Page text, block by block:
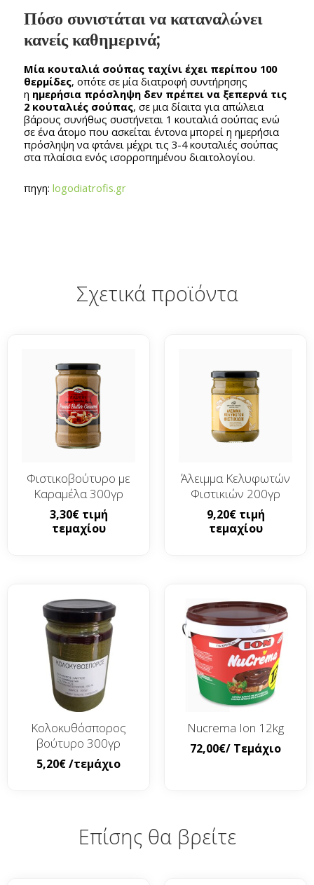
Πόσο συνιστάται να καταναλώνει
κανείς καθημερινά;
Μία κουταλιά σούπας ταχίνι έχει περίπου 100
θερμίδες, οπότε σε μία διατροφή συντήρησης
η ημερήσια πρόσληψη δεν πρέπει να ξεπερνά τις
2 κουταλιές σούπας, σε μια δίαιτα για απώλεια
βάρους συνήθως συστήνεται 1 κουταλιά σούπας ενώ
σε ένα άτομο που ασκείται έντονα μπορεί η ημερήσια
πρόσληψη να φτάνει μέχρι τις 3-4 κουταλιές σούπας
στα πλαίσια ενός ισορροπημένου διαιτολογίου.
πηγη: logodiatrofis.gr
Σχετικά προϊόντα
Φιστικοβούτυρο με
Καραμέλα 300γρ
3,30€ τιμή
τεμαχίου
Άλειμμα Κελυφωτών
Φιστικιών 200γρ
9,20€ τιμή
τεμαχίου
Κολοκυθόσπορος
βούτυρο 300γρ
5,20€/τεμάχιο
Nucrema Ion 12kg
72,00€/ Τεμάχιο
Επίσης θα βρείτε